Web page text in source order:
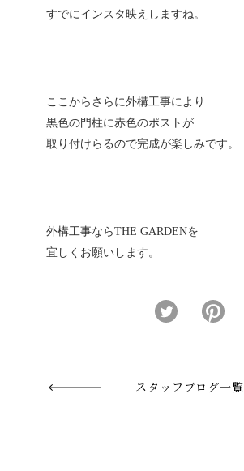
すでにインスタ映えしますね。
ここからさらに外構工事により
黒色の門柱に赤色のポストが
取り付けらるので完成が楽しみです。
外構工事ならTHE GARDENを
宜しくお願いします。
スタッフブログ一覧